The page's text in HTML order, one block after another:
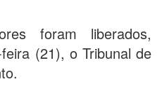
foram liberados,
(21), o Tribunal de